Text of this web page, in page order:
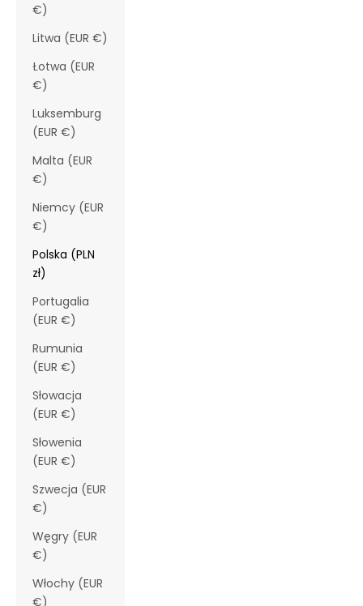
€)
Litwa (EUR €)
Łotwa (EUR
€)
Luksemburg
(EUR €)
Malta (EUR
€)
Niemcy (EUR
€)
Polska (PLN
zł)
Portugalia
(EUR €)
Rumunia
(EUR €)
Słowacja
(EUR €)
Słowenia
(EUR €)
Szwecja (EUR
€)
Węgry (EUR
€)
Włochy (EUR
€)